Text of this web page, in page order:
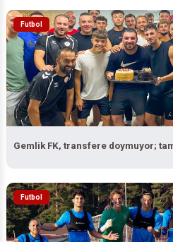
Futbol
Gemlik FK, transfere doymuyor;
Futbol